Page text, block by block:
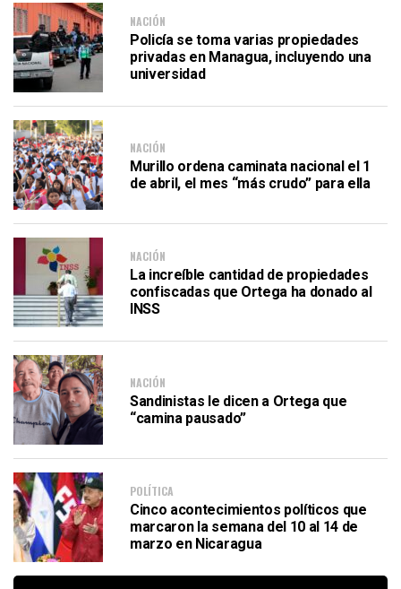
NACIÓN
Policía se toma varias propiedades
privadas en Managua, incluyendo una
universidad
NACIÓN
Murillo ordena caminata nacional el 1
de abril, el mes “más crudo” para ella
NACIÓN
La increíble cantidad de propiedades
confiscadas que Ortega ha donado al
INSS
NACIÓN
Sandinistas le dicen a Ortega que
“camina pausado”
POLÍTICA
Cinco acontecimientos políticos que
marcaron la semana del 10 al 14 de
marzo en Nicaragua